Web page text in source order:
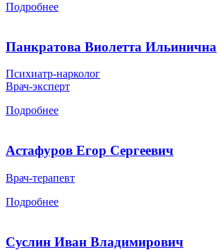
Подробнее
Панкратова Виолетта Ильинична
Психиатр-нарколог
Врач-эксперт
Подробнее
Астафуров Егор Сергеевич
Врач-терапевт
Подробнее
Суслин Иван Владимирович